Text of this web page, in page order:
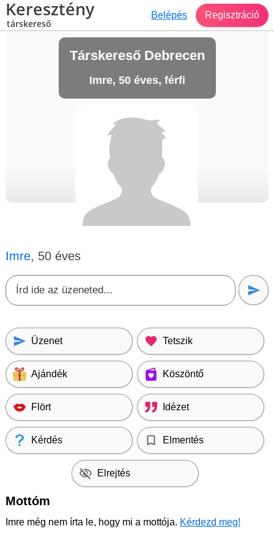
Keresztény
társkereső
Belépés Regisztráció
Társkereső Debrecen
Imre, 50 éves, férfi
Imre, 50 éves
Üzenet Tetszik
Ajándék Köszöntő
Flört Idézet
Kérdés Elmentés
Elrejtés
Mottóm
Imre még nem írta le, hogy mi a mottója. Kérdezd meg!